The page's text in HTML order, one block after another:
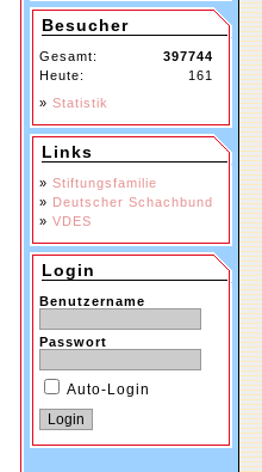
Besucher
Gesamt:
397744
Heute:
161
» Statistik
Links
» Stiftungsfamilie
» Deutscher Schachbund
» VDES
Login
Benutzername
Passwort
Auto-Login